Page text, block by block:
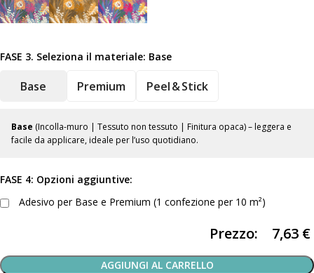
FASE 3. Seleziona il materiale: Base
Base Premium Peel & Stick
Base (Incolla-muro | Tessuto non tessuto | Finitura opaca) – leggera e
facile da applicare, ideale per l’uso quotidiano.
FASE 4: Opzioni aggiuntive:
Adesivo per Base e Premium (1 confezione per 10 m²)
Prezzo: 7,63 €
AGGIUNGI AL CARRELLO